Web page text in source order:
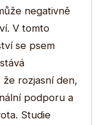
negativně
V tomto
se psem
rozjasní den,
podporu a
Studie